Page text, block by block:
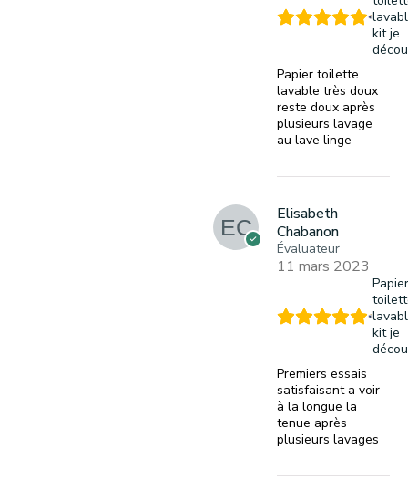
kit je
Papier toilette
lavable très doux
reste doux après
plusieurs lavage
au lave linge
Elisabeth
Chabanon
Évaluateur
11 mars 2023
Papier
kit je
Premiers essais
satisfaisant a voir
à la longue la
tenue après
plusieurs lavages